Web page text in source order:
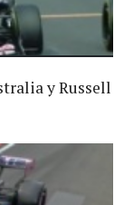
y Russell